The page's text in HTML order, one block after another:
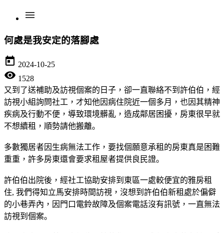
menu
何處是我安定的落腳處
today 2024-10-25
visibility 1528
又到了送補助及訪視個案的日子，卻一直聯絡不到許伯伯，經
訪視小組詢問社工，才知他因病住院近一個多月，也因其精神
疾病及行動不便，導致環境髒亂，造成鄰居困擾，房東很早就
不想續租，順勢請他搬離｡
多數獨居者因生病無法工作，要找個願意承租的房東真是困難
重重，許多房東還會要求租屋者提供良民證｡
許伯伯出院後，經社工協助安排到東區一處較便宜的雅房租
住, 我們得知立馬安排時間訪視，沒想到許伯伯新租處於偏僻
的小巷弄內，因門口電鈴故障及個案電話沒有訊號，一直無法
訪視到個案｡